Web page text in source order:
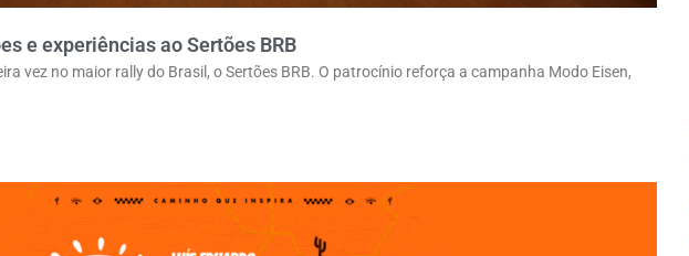
e experiências ao Sertões BRB
vez no maior rally do Brasil, o Sertões BRB. O patrocínio reforça a campanha Modo Eisen,